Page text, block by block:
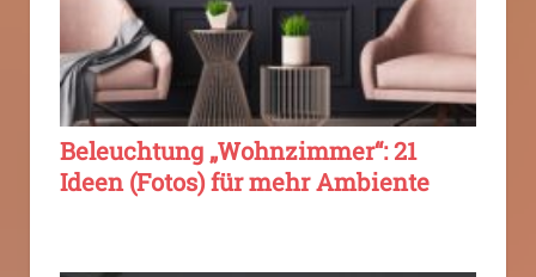
Beleuchtung „Wohnzimmer“: 21
Ideen (Fotos) für mehr Ambiente